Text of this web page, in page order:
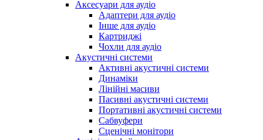
Аксесуари для аудіо
Адаптери для аудіо
Інше для аудіо
Картриджі
Чохли для аудіо
Акустичні системи
Активні акустичні системи
Динаміки
Лінійні масиви
Пасивні акустичні системи
Портативні акустичні системи
Сабвуфери
Сценічні монітори